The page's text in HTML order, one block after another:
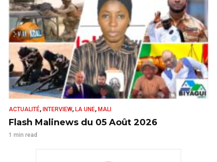
ACTUALITÉ, INTERVIEW, LA UNE, MALI
Flash Malinews du 05 Août 2026
1 min read